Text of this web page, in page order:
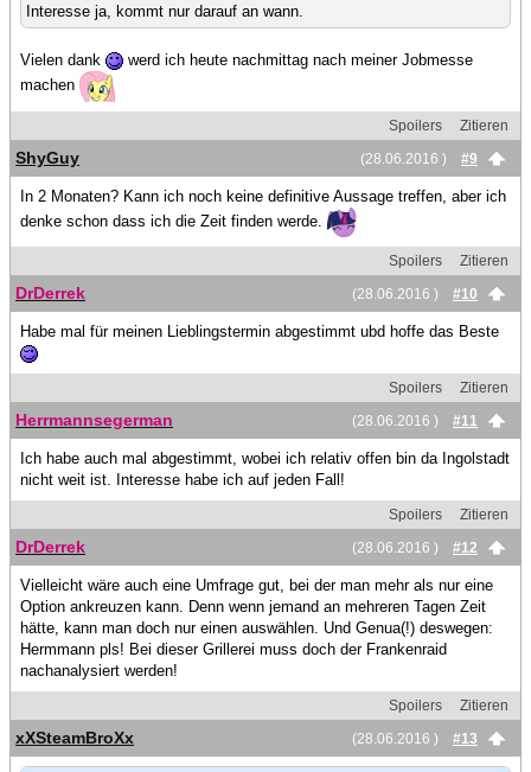
Interesse ja, kommt nur darauf an wann.
Vielen dank
werd ich heute nachmittag nach meiner Jobmesse
machen
Spoilers
Zitieren
(28.06.2016 )
#9
ShyGuy
In 2 Monaten? Kann ich noch keine definitive Aussage treffen, aber ich
denke schon dass ich die Zeit finden werde.
Spoilers
Zitieren
(28.06.2016 )
#10
DrDerrek
Habe mal für meinen Lieblingstermin abgestimmt ubd hoffe das Beste
Spoilers
Zitieren
(28.06.2016 )
#11
Herrmannsegerman
Ich habe auch mal abgestimmt, wobei ich relativ offen bin da Ingolstadt
nicht weit ist. Interesse habe ich auf jeden Fall!
Spoilers
Zitieren
(28.06.2016 )
#12
DrDerrek
Vielleicht wäre auch eine Umfrage gut, bei der man mehr als nur eine
Option ankreuzen kann. Denn wenn jemand an mehreren Tagen Zeit
hätte, kann man doch nur einen auswählen. Und Genua(!) deswegen:
Hermmann pls! Bei dieser Grillerei muss doch der Frankenraid
nachanalysiert werden!
Spoilers
Zitieren
(28.06.2016 )
#13
xXSteamBroXx